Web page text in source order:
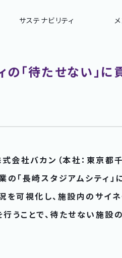
サステナビリティ
「待たせない」に
会社バカン（本社：東京都
「長崎スタジアムシティ」
を可視化し、施設内のサイ
うことで、待たせない施設